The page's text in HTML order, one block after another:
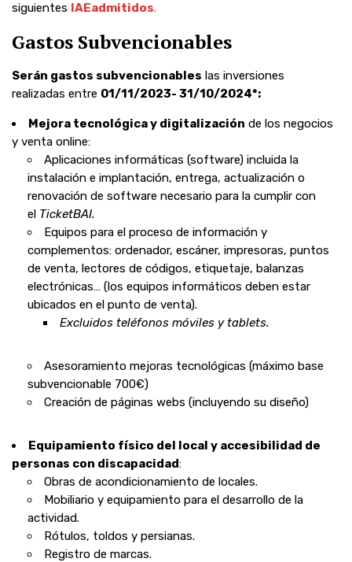
siguientes IAEadmitidos.
Gastos Subvencionables
Serán gastos subvencionables las inversiones
realizadas entre 01/11/2023- 31/10/2024*:
Mejora tecnológica y digitalización de los negocios
y venta online:
Aplicaciones informáticas (software) incluida la
instalación e implantación, entrega, actualización o
renovación de software necesario para la cumplir con
el TicketBAI.
Equipos para el proceso de información y
complementos: ordenador, escáner, impresoras, puntos
de venta, lectores de códigos, etiquetaje, balanzas
electrónicas… (los equipos informáticos deben estar
ubicados en el punto de venta).
Excluidos teléfonos móviles y tablets.
Asesoramiento mejoras tecnológicas (máximo base
subvencionable 700€)
Creación de páginas webs (incluyendo su diseño)
Equipamiento físico del local y accesibilidad de
personas con discapacidad:
Obras de acondicionamiento de locales.
Mobiliario y equipamiento para el desarrollo de la
actividad.
Rótulos, toldos y persianas.
Registro de marcas.